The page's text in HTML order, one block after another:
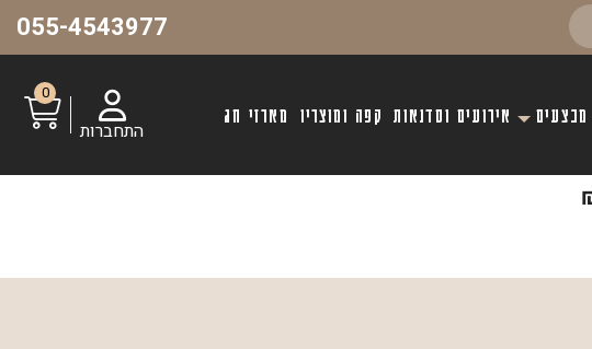
055-4543977
מבצעים אירועים וסדנאות קפה ומוצריו מארזי חג
התחברות
0